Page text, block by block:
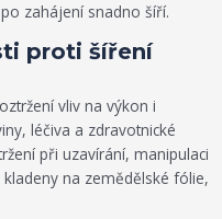
zahájení snadno šíří.
proti šíření
vliv na výkon i
léčiva a zdravotnické
při uzavírání, manipulaci
na zemědělské fólie,